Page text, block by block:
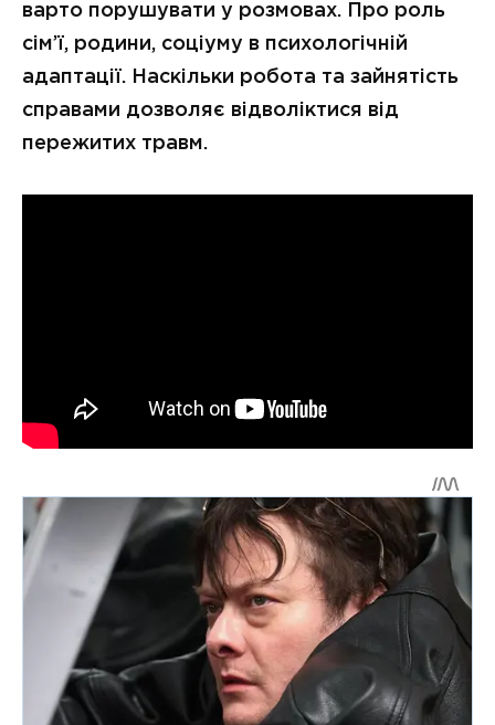
варто порушувати у розмовах. Про роль
сім’ї, родини, соціуму в психологічній
адаптації. Наскільки робота та зайнятість
справами дозволяє відволіктися від
пережитих травм.